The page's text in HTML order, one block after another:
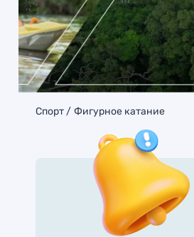
Спорт Фигурное катание